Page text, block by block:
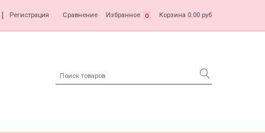
Регистрация Сравнение Избранное 0 Корзина 0.00 руб